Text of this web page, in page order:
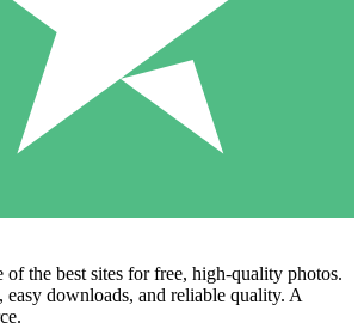
of the best sites for free, high‑quality photos.
easy downloads, and reliable quality. A